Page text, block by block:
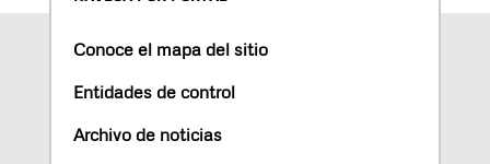
Conoce el mapa del sitio
Entidades de control
Archivo de noticias